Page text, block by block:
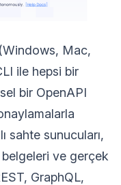
Mac,
ile hepsi bir
bir OpenAPI
sahte sunucuları,
ve gerçek
GraphQL,